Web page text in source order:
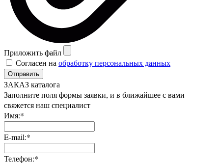
Приложить файл
Согласен на обработку персональных данных
Отправить
ЗАКАЗ каталога
Заполните поля формы заявки, и в ближайшее с вами
свяжется наш специалист
Имя:*
E-mail:*
Телефон:*